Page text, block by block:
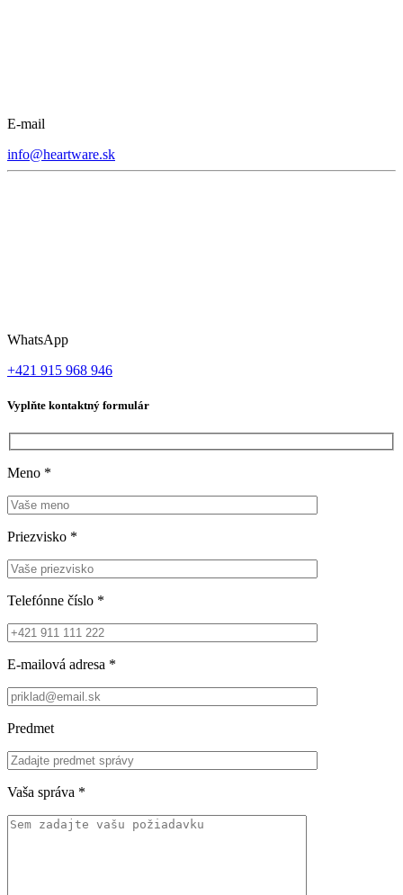
E-mail
info@heartware.sk
WhatsApp
+421 915 968 946
Vyplňte kontaktný formulár
Meno *
Priezvisko *
Telefónne číslo *
E-mailová adresa *
Predmet
Vaša správa *